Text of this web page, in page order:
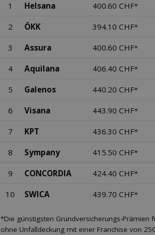
1 Helsana 400.60 CHF*
2 ÖKK 394.10 CHF*
3 Assura 400.60 CHF*
4 Aquilana 406.40 CHF*
5 Galenos 440.20 CHF*
6 Visana 443.90 CHF*
7 KPT 436.30 CHF*
8 Sympany 415.50 CHF*
9 CONCORDIA 424.40 CHF*
10 SWICA 439.70 CHF*
*Die günstigsten Grundversicherungs-Prämien
ohne Unfalldeckung mit einer Franchise von